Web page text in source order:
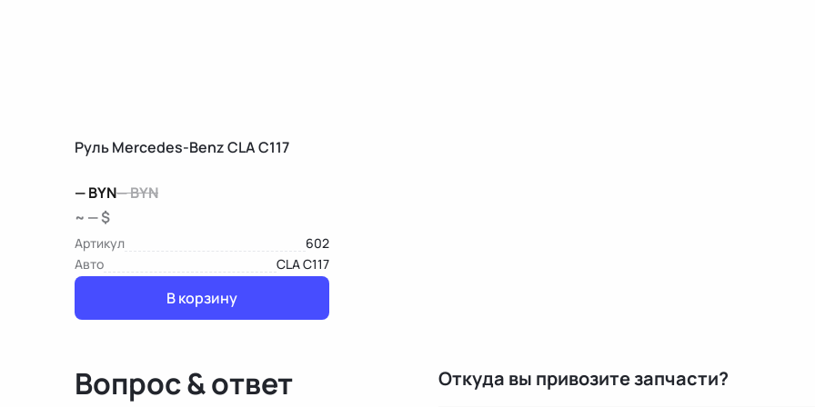
Руль Mercedes-Benz CLA C117
—BYN—BYN
~ — $
Артикул
602
Авто
CLA C117
В корзину
Вопрос & ответ Откуда вы привозите запчасти?